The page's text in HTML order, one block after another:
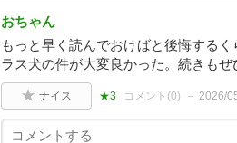
おちゃん
もっと早く読んでおけばと後悔する
ラス犬の件が大変良かった。続きもぜ
ナイス ★3 コメント(0) 2026/